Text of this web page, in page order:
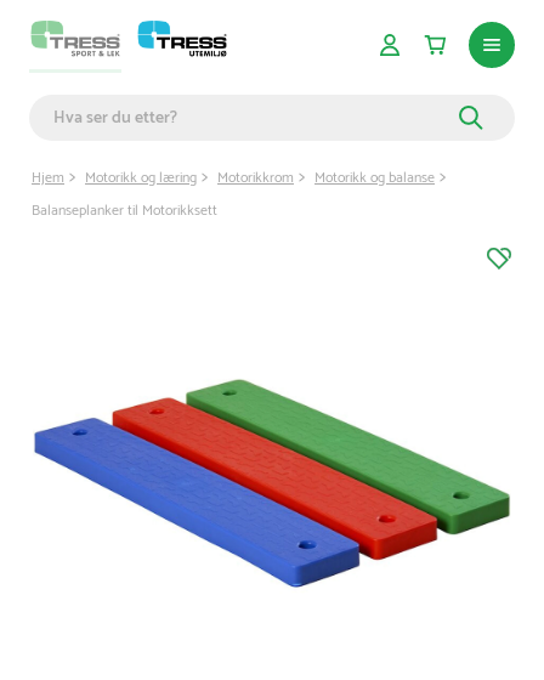
Hjem Motorikk og læring Motorikkrom
Motorikk og balanse
Balanseplanker til Motorikksett